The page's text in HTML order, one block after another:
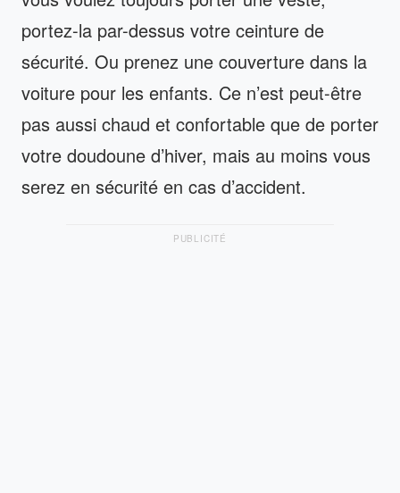
portez-la par-dessus votre ceinture de
sécurité. Ou prenez une couverture dans la
voiture pour les enfants. Ce n’est peut-être
pas aussi chaud et confortable que de porter
votre doudoune d’hiver, mais au moins vous
serez en sécurité en cas d’accident.
PUBLICITÉ